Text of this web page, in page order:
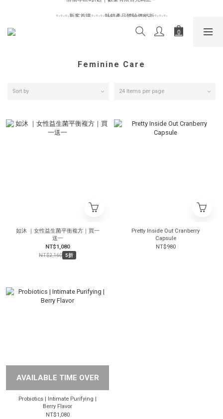
✨✨✨新客首購✨✨✨熱銷產品體驗價85折✨✨✨
Feminine Care
Sort by 24 Items per page
如沐 ｜女性益生菌平衡複方｜買一
送一
NT$1,080
NT$2,160 5折
Pretty Inside Out Cranberry
Capsule
NT$980
AVAILABLE TIME OVER
Probiotics | Intimate Purifying |
Berry Flavor
NT$1,080